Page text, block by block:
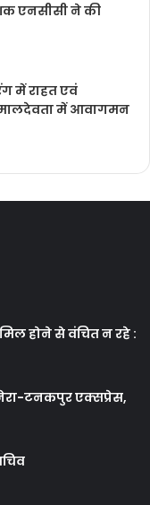
एनसीसी ने की
में राहत एवं
मालदेवता में आवागमन
होने से वंचित न रहे :
टनकपुर एक्सप्रेस,